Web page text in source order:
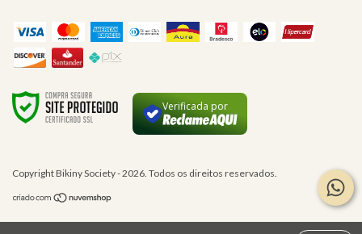
Verificada por
Copyright Bikiny Society - 2026. Todos os direitos reservados.